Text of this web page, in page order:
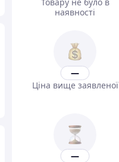
наявності
—
Ціна вище заявленої
—